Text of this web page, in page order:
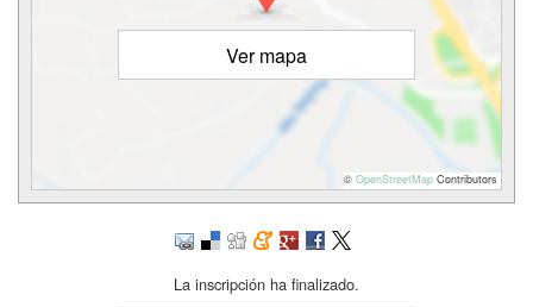
Ver mapa
© OpenStreetMap Contributors
La inscripción ha finalizado.